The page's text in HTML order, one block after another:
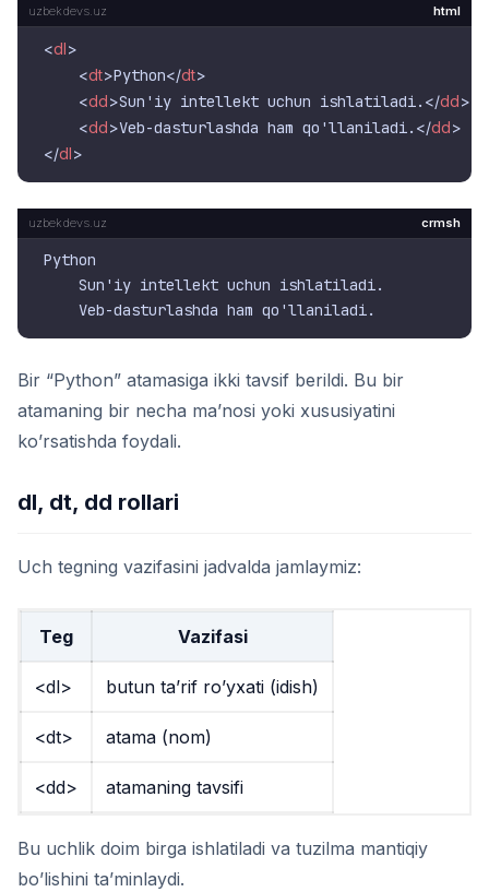
html
<dl>
<dt>Python</dt>
<dd>Sun'iy intellekt uchun ishlatiladi. </dd>
<dd>Veb-dasturlashda ham qo'llaniladi. </dd>
</dl>
crmsh
Python
    Sun'iy intellekt uchun ishlatiladi.
Bir “Python” atamasiga ikki tavsif berildi. Bu bir
atamaning bir necha ma’nosi yoki xususiyatini
ko’rsatishda foydali.
dl, dt, dd rollari
Uch tegning vazifasini jadvalda jamlaymiz:
Teg Vazifasi
<dl> butun ta’rif ro’yxati (idish)
<dt> atama (nom)
<dd> atamaning tavsifi
Bu uchlik doim birga ishlatiladi va tuzilma mantiqiy
bo’lishini ta’minlaydi.